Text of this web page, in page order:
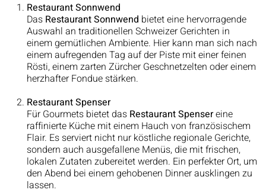
Restaurant Sonnwend
Das Restaurant Sonnwend bietet eine hervorragende
Auswahl an traditionellen Schweizer Gerichten in
einem gemütlichen Ambiente. Hier kann man sich nach
einem aufregenden Tag auf der Piste mit einer feinen
Rösti, einem zarten Zürcher Geschnetzelten oder einem
herzhafter Fondue stärken.
Restaurant Spenser
Für Gourmets bietet das Restaurant Spensereine
raffinierte Küche mit einem Hauch von französischem
Flair. Es serviert nicht nur köstliche regionale Gerichte,
sondern auch ausgefallene Menüs, die mit frischen,
lokalen Zutaten zubereitet werden. Ein perfekter Ort, um
den Abend bei einem gehobenen Dinner ausklingen zu
lassen.